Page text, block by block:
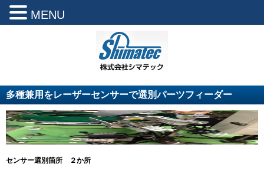
多種兼用をレーザーセンサーで選別パーツフィーダー
センサー選別箇所 ２か所
MENU